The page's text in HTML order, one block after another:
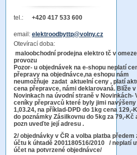
tel.: +420 417 533 600
email: elektroodbyttp@volny.cz
Otevírací doba:
maloobchodní prodejna elektro tč v
Pozor- u objednávek na e-shopu neplatí
přepravy na objednávce,na eshopu nám
neumožňuje zadat aktuelní ceny , platí
cena přepravce, námi deklarovaná. Blíže v
Novinkach na úvodní straně v Novinkách-
ceníky přepravců které byly jimi navýšeny
1,03.24, na příklad-DPD do 1kg cena 129,-
do poznámky Zásilkovnu do 5kg za 79,-Kč
pozn uveďte její adresu .
2/ objednávky v ČR a volba platba předem
účtu k úhtadě 2001180516/2010 / neplatí
účet na potvrzené objednávce/